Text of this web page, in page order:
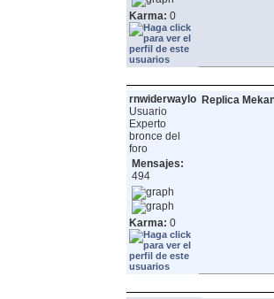
Karma: 0
rnwiderwaylo
Usuario
Experto
bronce del
foro
Mensajes:
494
Karma: 0
Replica